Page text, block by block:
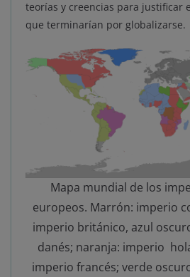
teorías y creencias para justificar
que terminarían por globalizarse.
Mapa mundial de los
europeos. Marrón: imperio
imperio británico, azul
danés; naranja: imperio
imperio francés; verde